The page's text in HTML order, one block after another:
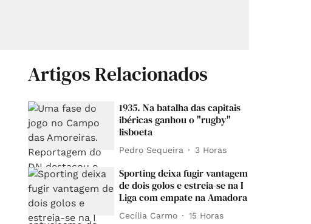
Artigos Relacionados
1935. Na batalha das capitais
ibéricas ganhou o "rugby"
lisboeta
Pedro Sequeira 3 Horas
Sporting deixa fugir vantagem
de dois golos e estreia-se na I
Liga com empate na Amadora
Cecília Carmo 15 Horas